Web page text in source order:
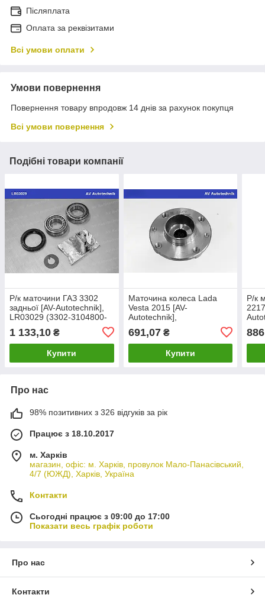
Післяплата
Оплата за реквізитами
Всі умови оплати
Умови повернення
Повернення товару впродовж 14 днів за рахунок покупця
Всі умови повернення
Подібні товари компанії
Р/к маточини ГАЗ 3302
задньої [AV-Autotechnik],
LR03029 (3302-3104800-
1 133,10 ₴
Купити
Маточина колеса Lada
Vesta 2015 [AV-
Autotechnik],
(8450033986,
8450006806)
691,07₴
Купити
Р/к
886
Про нас
98% позитивних з 326 відгуків за рік
Працює з 18.10.2017
м. Харків
магазин, офіс: м. Харків, провулок Мало-Панасівський,
4/7 (ЮЖД), Харків, Україна
Контакти
Сьогодні працює з 09:00 до 17:00
Показати весь графік роботи
Про нас
Контакти